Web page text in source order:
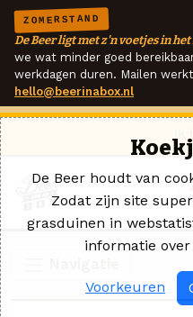
ZOMERSTAND
De Beer ligt met z'n voetjes in het
we wat minder goed
werkdagen duren. Mailen
hello@beerinabox.nl
De Beer houdt van
Zodat zijn site
grasduinen in
informatie
Voorkeuren